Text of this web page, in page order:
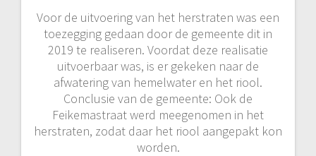
Voor de uitvoering van het herstraten was een
toezegging gedaan door de gemeente dit in
2019 te realiseren. Voordat deze realisatie
uitvoerbaar was, is er gekeken naar de
afwatering van hemelwater en het riool.
Conclusie van de gemeente: Ook de
Feikemastraat werd meegenomen in het
herstraten, zodat daar het riool aangepakt kon
worden.